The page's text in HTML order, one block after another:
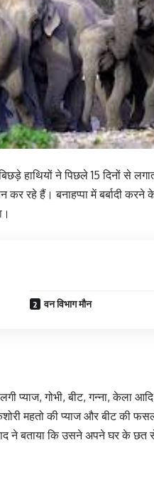
हाथियों ने पिछले 15 दिनों से
रहे हैं। बनाहप्पा में बर्बादी करने
वन विभाग मौन
प्याज, गोभी, बीट, गन्ना, केला
महतो की प्याज और बीट की फसल
ने बताया कि उसने अपने घर के छत